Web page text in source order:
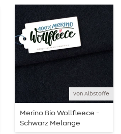
von Albstoffe
Merino Bio Wollfleece -
Schwarz Melange